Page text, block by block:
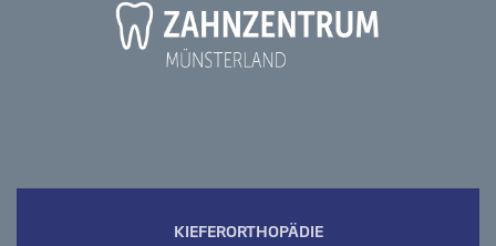
KIEFERORTHOPÄDIE